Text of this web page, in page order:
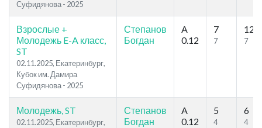
Суфидянова - 2025
Взрослые +
Молодежь E-A класс,
ST
02.11.2025, Екатеринбург,
Кубок им. Дамира
Суфидянова - 2025
Степанов
Богдан
A
0.12
7
7
12
7
Молодежь, ST
02.11.2025, Екатеринбург,
Степанов
Богдан
A
0.12
5
4
6
4